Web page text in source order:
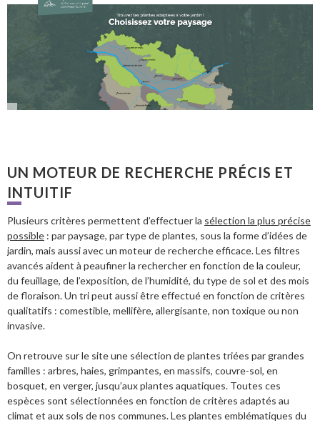
UN MOTEUR DE RECHERCHE PRÉCIS ET
INTUITIF
Plusieurs critères permettent d’effectuer la sélection la plus précise
possible : par paysage, par type de plantes, sous la forme d’idées de
jardin, mais aussi avec un moteur de recherche efficace. Les filtres
avancés aident à peaufiner la rechercher en fonction de la couleur,
du feuillage, de l’exposition, de l’humidité, du type de sol et des mois
de floraison. Un tri peut aussi être effectué en fonction de critères
qualitatifs : comestible, mellifère, allergisante, non toxique ou non
invasive.
On retrouve sur le site une sélection de plantes triées par grandes
familles : arbres, haies, grimpantes, en massifs, couvre-sol, en
bosquet, en verger, jusqu’aux plantes aquatiques. Toutes ces
espèces sont sélectionnées en fonction de critères adaptés au
climat et aux sols de nos communes. Les plantes emblématiques du